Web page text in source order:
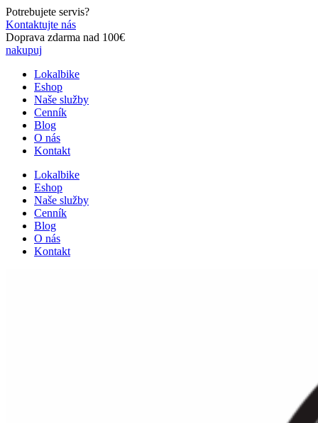
Preskočiť
na
obsah
Potrebujete servis?
Kontaktujte nás
Doprava zdarma nad 100€
nakupuj
Lokalbike
Eshop
Naše služby
Cenník
Blog
O nás
Kontakt
Lokalbike
Eshop
Naše služby
Cenník
Blog
O nás
Kontakt